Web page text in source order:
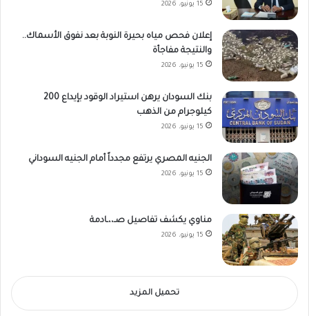
15 يونيو، 2026
إعلان فحص مياه بحيرة النوبة بعد نفوق الأسماك..
والنتيجة مفاجأة
15 يونيو، 2026
بنك السودان يرهن استيراد الوقود بإيداع 200
كيلوجرام من الذهب
15 يونيو، 2026
الجنيه المصري يرتفع مجدداً أمام الجنيه السوداني
15 يونيو، 2026
مناوي يكشف تفاصيل صـ،،ـادمة
15 يونيو، 2026
تحميل المزيد